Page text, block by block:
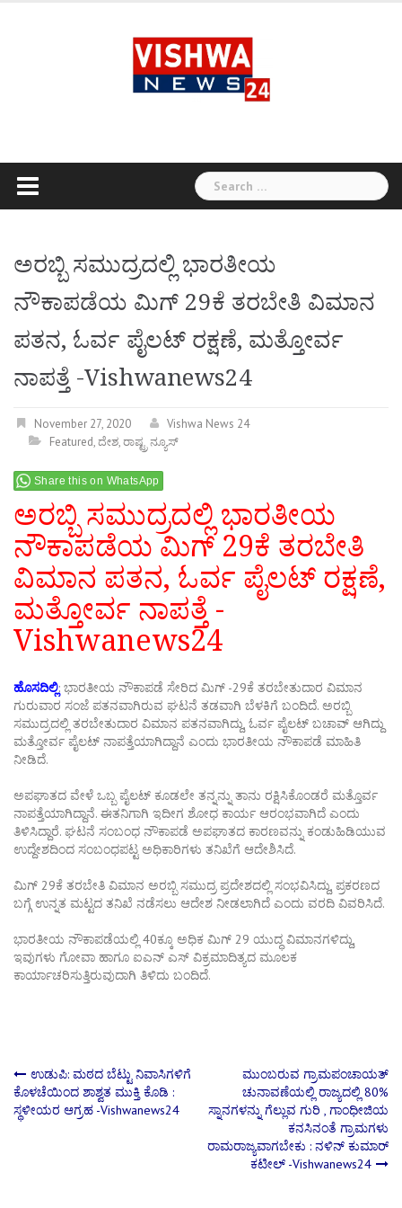
Search
for:
ಅರಬ್ಬಿ ಸಮುದ್ರದಲ್ಲಿ ಭಾರತೀಯ
ನೌಕಾಪಡೆಯ ಮಿಗ್ 29ಕೆ ತರಬೇತಿ ವಿಮಾನ
ಪತನ, ಓರ್ವ ಪೈಲಟ್ ರಕ್ಷಣೆ, ಮತ್ತೋರ್ವ
ನಾಪತ್ತೆ -Vishwanews24
November 27, 2020
Vishwa News 24
Featured,ದೇಶ,ರಾಷ್ಟ್ರ ನ್ಯೂಸ್
Share this on WhatsApp
ಅರಬ್ಬಿ ಸಮುದ್ರದಲ್ಲಿ ಭಾರತೀಯ
ನೌಕಾಪಡೆಯ ಮಿಗ್ 29ಕೆ ತರಬೇತಿ
ವಿಮಾನ ಪತನ, ಓರ್ವ ಪೈಲಟ್ ರಕ್ಷಣೆ,
ಮತ್ತೋರ್ವ ನಾಪತ್ತೆ -
Vishwanews24
ಹೊಸದಿಲ್ಲಿ: ಭಾರತೀಯ ನೌಕಾಪಡೆ ಸೇರಿದ ಮಿಗ್ -29ಕೆ ತರಬೇತುದಾರ ವಿಮಾನ
ಗುರುವಾರ ಸಂಜೆ ಪತನವಾಗಿರುವ ಘಟನೆ ತಡವಾಗಿ ಬೆಳಕಿಗೆ ಬಂದಿದೆ. ಅರಬ್ಬಿ
ಸಮುದ್ರದಲ್ಲಿ ತರಬೇತುದಾರ ವಿಮಾನ ಪತನವಾಗಿದ್ದು, ಓರ್ವ ಪೈಲಟ್ ಬಚಾವ್ ಆಗಿದ್ದು
ಮತ್ತೋರ್ವ ಪೈಲಟ್‌ ನಾಪತ್ತೆಯಾಗಿದ್ದಾನೆ ಎಂದು ಭಾರತೀಯ ನೌಕಾಪಡೆ ಮಾಹಿತಿ
ನೀಡಿದೆ.
ಅಪಘಾತದ ವೇಳೆ ಒಬ್ಬ ಪೈಲಟ್‌ ಕೂಡಲೇ ತನ್ನನ್ನು ತಾನು ರಕ್ಷಿಸಿಕೊಂಡರೆ ಮತ್ತೊರ್ವ
ನಾಪತ್ತೆಯಾಗಿದ್ದಾನೆ. ಈತನಿಗಾಗಿ ಇದೀಗ ಶೋಧ ಕಾರ್ಯ ಆರಂಭವಾಗಿದೆ ಎಂದು
ತಿಳಿಸಿದ್ದಾರೆ. ಘಟನೆ ಸಂಬಂಧ ನೌಕಾಪಡೆ ಅಪಘಾತದ ಕಾರಣವನ್ನು ಕಂಡುಹಿಡಿಯುವ
ಉದ್ದೇಶದಿಂದ ಸಂಬಂಧಪಟ್ಟ ಅಧಿಕಾರಿಗಳು ತನಿಖೆಗೆ ಆದೇಶಿಸಿದೆ.
ಮಿಗ್ 29ಕೆ ತರಬೇತಿ ವಿಮಾನ ಅರಬ್ಬಿ ಸಮುದ್ರ ಪ್ರದೇಶದಲ್ಲಿ ಸಂಭವಿಸಿದ್ದು, ಪ್ರಕರಣದ
ಬಗ್ಗೆ ಉನ್ನತ ಮಟ್ಟದ ತನಿಖೆ ನಡೆಸಲು ಆದೇಶ ನೀಡಲಾಗಿದೆ ಎಂದು ವರದಿ ವಿವರಿಸಿದೆ.
ಭಾರತೀಯ ನೌಕಾಪಡೆಯಲ್ಲಿ 40ಕ್ಕೂ ಅಧಿಕ ಮಿಗ್ 29 ಯುದ್ಧ ವಿಮಾನಗಳಿದ್ದು,
ಇವುಗಳು ಗೋವಾ ಹಾಗೂ ಐಎನ್ ಎಸ್ ವಿಕ್ರಮಾದಿತ್ಯದ ಮೂಲಕ
ಕಾರ್ಯಾಚರಿಸುತ್ತಿರುವುದಾಗಿ ತಿಳಿದು ಬಂದಿದೆ.
Post
navigation
ಉಡುಪಿ: ಮಠದ ಬೆಟ್ಟು ನಿವಾಸಿಗಳಿಗೆ
ಕೊಳಚೆಯಿಂದ ಶಾಶ್ವತ ಮುಕ್ತಿ ಕೊಡಿ :
ಸ್ಥಳೀಯರ ಆಗ್ರಹ -Vishwanews24
ಮುಂಬರುವ ಗ್ರಾಮಪಂಚಾಯತ್
ಚುನಾವಣೆಯಲ್ಲಿ ರಾಜ್ಯದಲ್ಲಿ 80%
ಸ್ನಾನಗಳನ್ನು ಗೆಲ್ಲುವ ಗುರಿ , ಗಾಂಧೀಜಿಯ
ಕನಸಿನಂತೆ ಗ್ರಾಮಗಳು
ರಾಮರಾಜ್ಯವಾಗಬೇಕು : ನಳಿನ್ ಕುಮಾರ್
ಕಟೀಲ್ -Vishwanews24